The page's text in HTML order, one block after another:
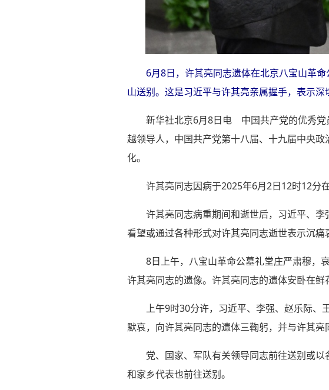
6月8日，许其亮同志遗体在北京八宝山革
山送别。这是习近平与许其亮亲属握手，表示
新华社北京6月8日电 中国共产党的优秀党
越领导人，中国共产党第十八届、十九届中央
化。
许其亮同志因病于2025年6月2日12时12分
许其亮同志病重期间和逝世后，习近平、
看望或通过各种形式对许其亮同志逝世表示沉痛
8日上午，八宝山革命公墓礼堂庄严肃穆，
许其亮同志的遗像。许其亮同志的遗体安卧在鲜
上午9时30分许，习近平、李强、赵乐际、
默哀，向许其亮同志的遗体三鞠躬，并与许其亮
党、国家、军队有关领导同志前往送别或
和家乡代表也前往送别。